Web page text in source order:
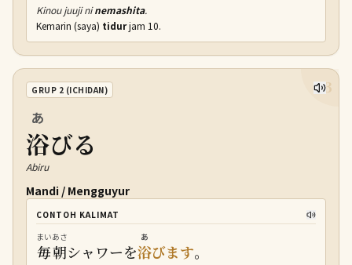
Kinou juuji ninemashita.
Kemarin (saya) tidurjam 10.
3
GRUP 2 (ICHIDAN)
浴
あ
びる
Abiru
Mandi / Mengguyur
CONTOH KALIMAT
毎朝
まいあさ
シャワーを浴
あ
びます。